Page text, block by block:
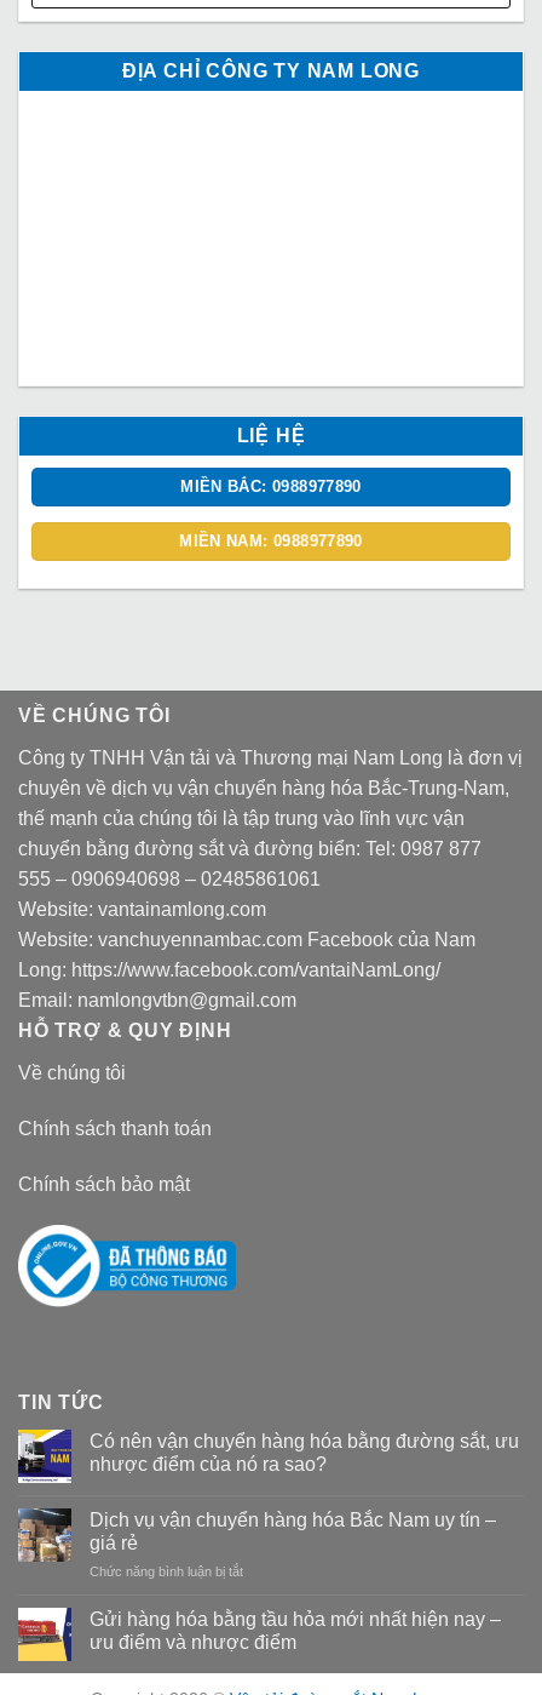
ĐỊA CHỈ CÔNG TY NAM LONG
LIỆ HỆ
MIỀN BẮC: 0988977890
MIỀN NAM: 0988977890
VỀ CHÚNG TÔI
Công ty TNHH Vận tải và Thương mại Nam Long là đơn vị
chuyên về dịch vụ vận chuyển hàng hóa Bắc-Trung-Nam,
thế mạnh của chúng tôi là tập trung vào lĩnh vực vận
chuyển bằng đường sắt và đường biển: Tel: 0987 877
555 – 0906940698 – 02485861061
Website: vantainamlong.com
Website: vanchuyennambac.com Facebook của Nam
Long: https://www.facebook.com/vantaiNamLong/
Email: namlongvtbn@gmail.com
HỖ TRỢ & QUY ĐỊNH
Về chúng tôi
Chính sách thanh toán
Chính sách bảo mật
TIN TỨC
Có nên vận chuyển hàng hóa bằng đường sắt, ưu
nhược điểm của nó ra sao?
Dịch vụ vận chuyển hàng hóa Bắc Nam uy tín –
giá rẻ
Chức năng bình luận bị tắt
vụ
vận
hàng
Gửi hàng hóa bằng tầu hỏa mới nhất hiện nay –
ưu điểm và nhược điểm